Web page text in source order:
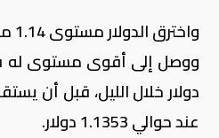
دولار خلال الليل، قبل أن
عند حوالي 1.1353 دولار.